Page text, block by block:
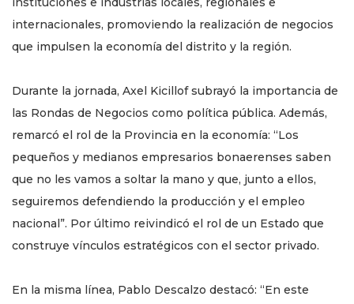
internacionales, promoviendo la realización de negocios
que impulsen la economía del distrito y la región.
Durante la jornada, Axel Kicillof subrayó la importancia de
las Rondas de Negocios como política pública. Además,
remarcó el rol de la Provincia en la economía: “Los
pequeños y medianos empresarios bonaerenses saben
que no les vamos a soltar la mano y que, junto a ellos,
seguiremos defendiendo la producción y el empleo
nacional”. Por último reivindicó el rol de un Estado que
construye vínculos estratégicos con el sector privado.
En la misma línea, Pablo Descalzo destacó: “En este